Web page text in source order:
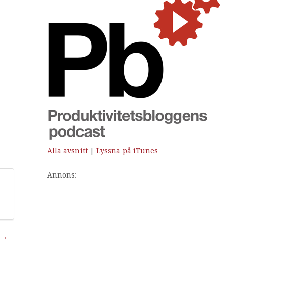
→
Alla avsnitt Lyssna på iTunes
Annons: